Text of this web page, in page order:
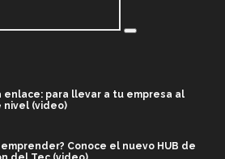
enlace: para llevar a tu empresa al
nivel (video)
Conoce el nuevo HUB de